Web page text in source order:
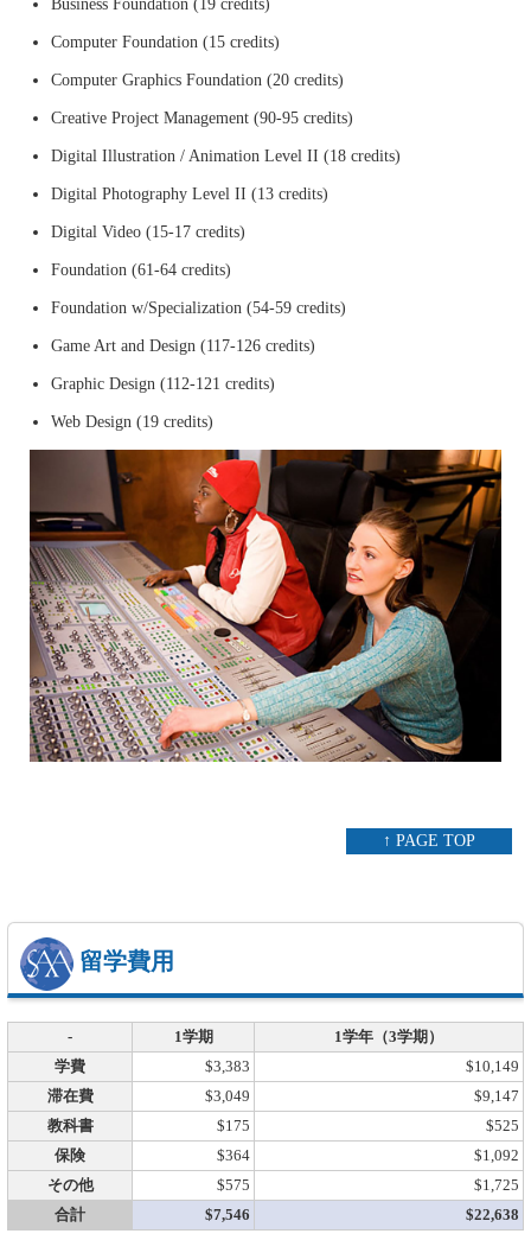
Business Foundation (19 credits)
Computer Foundation (15 credits)
Computer Graphics Foundation (20 credits)
Creative Project Management (90-95 credits)
Digital Illustration / Animation Level II (18 credits)
Digital Photography Level II (13 credits)
Digital Video (15-17 credits)
Foundation (61-64 credits)
Foundation w/Specialization (54-59 credits)
Game Art and Design (117-126 credits)
Graphic Design (112-121 credits)
Web Design (19 credits)
↑ PAGE TOP
留学費用
- 1学期
1学年（3学期）
学費
$3,383
$10,149
滞在費
$3,049
$9,147
教科書
$175
$525
保険
$364
$1,092
その他
$575
$1,725
合計
$7,546 $22,638